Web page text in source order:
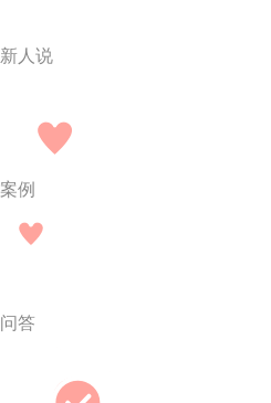
新人说
案例
问答